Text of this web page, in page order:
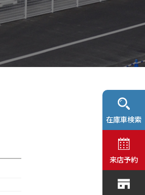
在庫車検索
来店予約